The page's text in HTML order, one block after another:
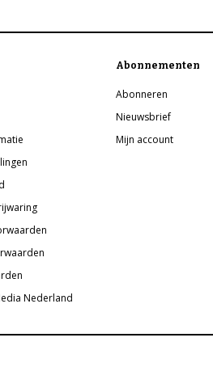
Nederland
Abonnementen
Abonneren
Nieuwsbrief
Mijn account